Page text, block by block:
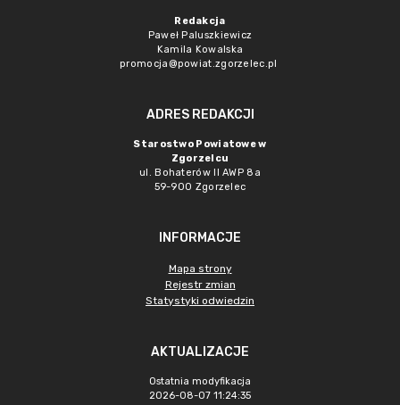
Redakcja
Paweł Paluszkiewicz
Kamila Kowalska
promocja@powiat.zgorzelec.pl
ADRES REDAKCJI
Starostwo Powiatowe w
Zgorzelcu
ul. Bohaterów II AWP 8a
59-900 Zgorzelec
INFORMACJE
Mapa strony
Rejestr zmian
Statystyki odwiedzin
AKTUALIZACJE
Ostatnia modyfikacja
2026-08-07 11:24:35